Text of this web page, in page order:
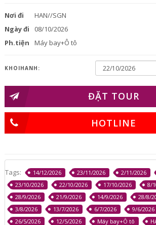
Nơi đi
HAN//SGN
Ngày đi
08/10/2026
Ph.tiện
Máy bay+Ô tô
KHOIHANH:
ĐẶT TOUR
HOTLINE
Tags: 14/12/2026 23/11/2026 2/11/2026
23/10/2026
22/10/2026 17/10/2026 8/
28/9/2026
21/9/2026 14/9/2026 28/8/
3/8/2026
13/7/2026 6/7/2026 9/6/2026
26/5/2026
12/5/2026 Máy bay+Ô tô